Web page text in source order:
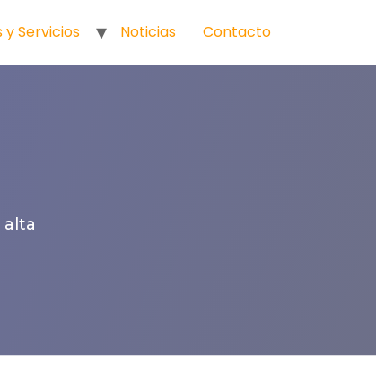
y Servicios Noticias Contacto